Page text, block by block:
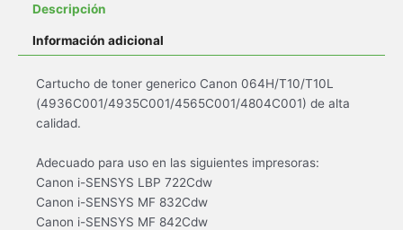
Descripción
Información adicional
Cartucho de toner generico Canon 064H/T10/T10L
(4936C001/4935C001/4565C001/4804C001) de alta
calidad.
Adecuado para uso en las siguientes impresoras:
Canon i-SENSYS LBP 722Cdw
Canon i-SENSYS MF 832Cdw
Canon i-SENSYS MF 842Cdw